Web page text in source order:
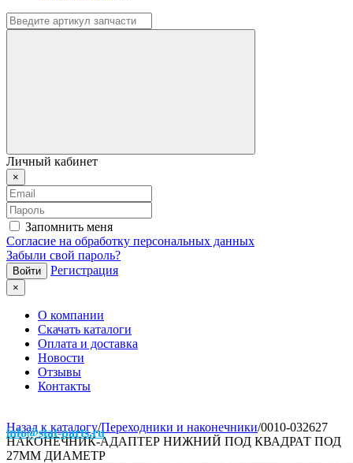
Личный кабинет
×
Запомнить меня
Согласие на обработку персональных данных
Забыли свой пароль?
Регистрация
×
О компании
Скачать каталоги
Оплата и доставка
Новости
Отзывы
Контакты
info@stat-parts.ru
Назад к каталогу/Переходники и наконечники/0010-032627
НАКОНЕЧНИК-АДАПТЕР НИЖНИЙ ПОД КВАДРАТ ПОД
27ММ ДИАМЕТР